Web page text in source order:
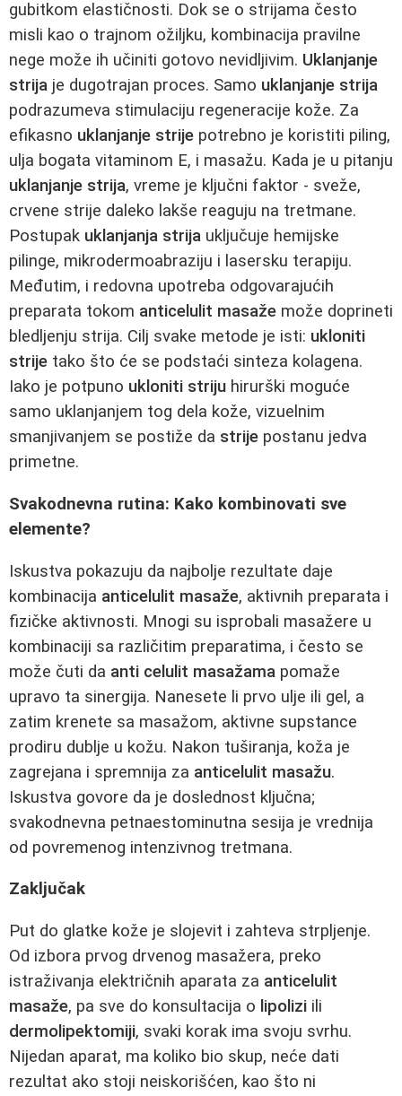
gubitkom elastičnosti. Dok se o strijama često
misli kao o trajnom ožiljku, kombinacija pravilne
nege može ih učiniti gotovo nevidljivim. Uklanjanje
strija je dugotrajan proces. Samo uklanjanje strija
podrazumeva stimulaciju regeneracije kože. Za
efikasno uklanjanje strije potrebno je koristiti piling,
ulja bogata vitaminom E, i masažu. Kada je u pitanju
uklanjanje strija, vreme je ključni faktor - sveže,
crvene strije daleko lakše reaguju na tretmane.
Postupak uklanjanja strija uključuje hemijske
pilinge, mikrodermoabraziju i lasersku terapiju.
Međutim, i redovna upotreba odgovarajućih
preparata tokom anticelulit masaže može doprineti
bledljenju strija. Cilj svake metode je isti: ukloniti
strije tako što će se podstaći sinteza kolagena.
Iako je potpuno ukloniti striju hirurški moguće
samo uklanjanjem tog dela kože, vizuelnim
smanjivanjem se postiže da strije postanu jedva
primetne.
Svakodnevna rutina: Kako kombinovati sve
elemente?
Iskustva pokazuju da najbolje rezultate daje
kombinacija anticelulit masaže, aktivnih preparata i
fizičke aktivnosti. Mnogi su isprobali masažere u
kombinaciji sa različitim preparatima, i često se
može čuti da anti celulit masažama pomaže
upravo ta sinergija. Nanesete li prvo ulje ili gel, a
zatim krenete sa masažom, aktivne supstance
prodiru dublje u kožu. Nakon tuširanja, koža je
zagrejana i spremnija za anticelulit masažu.
Iskustva govore da je doslednost ključna;
svakodnevna petnaestominutna sesija je vrednija
od povremenog intenzivnog tretmana.
Zaključak
Put do glatke kože je slojevit i zahteva strpljenje.
Od izbora prvog drvenog masažera, preko
istraživanja električnih aparata za anticelulit
masaže, pa sve do konsultacija o lipolizi ili
dermolipektomiji, svaki korak ima svoju svrhu.
Nijedan aparat, ma koliko bio skup, neće dati
rezultat ako stoji neiskorišćen, kao što ni